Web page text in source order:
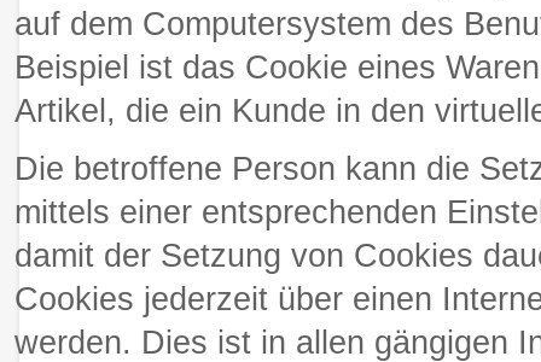
auf dem Computersystem des
Beispiel ist das Cookie eines
Artikel, die ein Kunde in den
Die betroffene Person kann die
mittels einer entsprechenden
damit der Setzung von Cookies
Cookies jederzeit über einen
werden. Dies ist in allen gängigen